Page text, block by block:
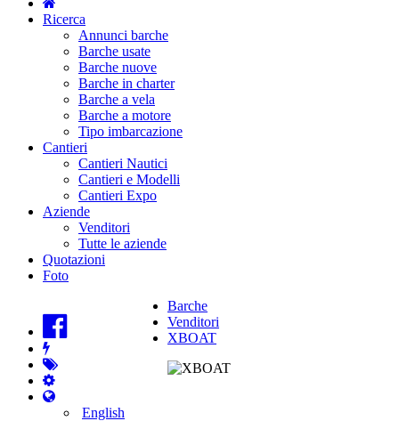
Ricerca
Annunci barche
Barche usate
Barche nuove
Barche in charter
Barche a vela
Barche a motore
Tipo imbarcazione
Cantieri
Cantieri Nautici
Cantieri e Modelli
Cantieri Expo
Aziende
Venditori
Tutte le aziende
Quotazioni
Foto
English
Barche
Venditori
XBOAT